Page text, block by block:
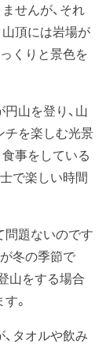
せんが、それ
頂には岩場が
くりと景色を
山を登り、山
チを楽しむ光景
事をしている
で楽しい時間
問題ないのです
冬の季節で
山をする場合
。
タオルや飲み